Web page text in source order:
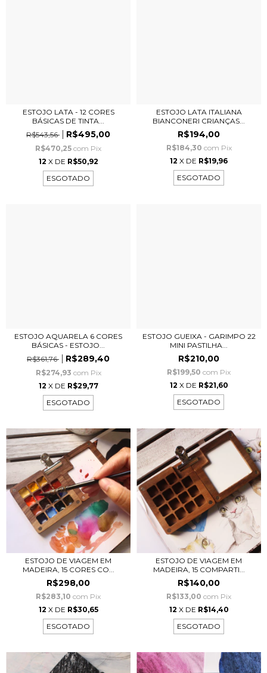
ESTOJO LATA - 12 CORES
BÁSICAS DE TINTA...
R$543,56
R$495,00
R$470,25 com Pix
12 X DE R$50,92
ESGOTADO
ESTOJO LATA ITALIANA
BIANCONERI CRIANÇAS...
R$194,00
R$184,30 com Pix
12 X DE R$19,96
ESGOTADO
ESTOJO AQUARELA 6 CORES
BÁSICAS - ESTOJO...
R$361,76
R$289,40
R$274,93 com Pix
12 X DE R$29,77
ESGOTADO
ESTOJO GUEIXA - GARIMPO 22
MINI PASTILHA...
R$210,00
R$199,50 com Pix
12 X DE R$21,60
ESGOTADO
ESTOJO DE VIAGEM EM
MADEIRA, 15 CORES CO...
R$298,00
R$283,10 com Pix
12 X DE R$30,65
ESGOTADO
ESTOJO DE VIAGEM EM
MADEIRA, 15 COMPARTI...
R$140,00
R$133,00 com Pix
12 X DE R$14,40
ESGOTADO